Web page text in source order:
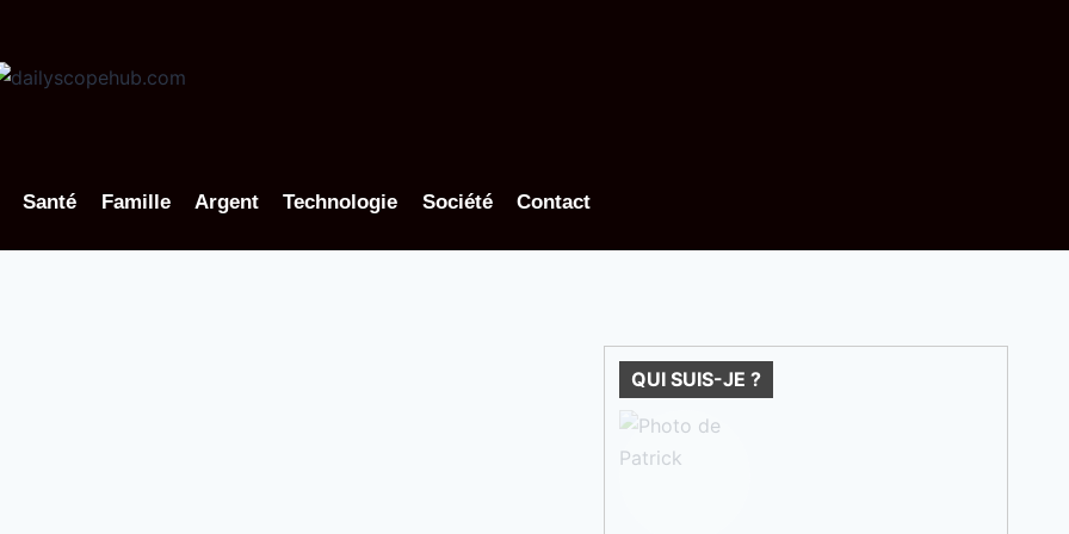
Santé Famille Argent Technologie Société Contact
QUI SUIS-JE ?